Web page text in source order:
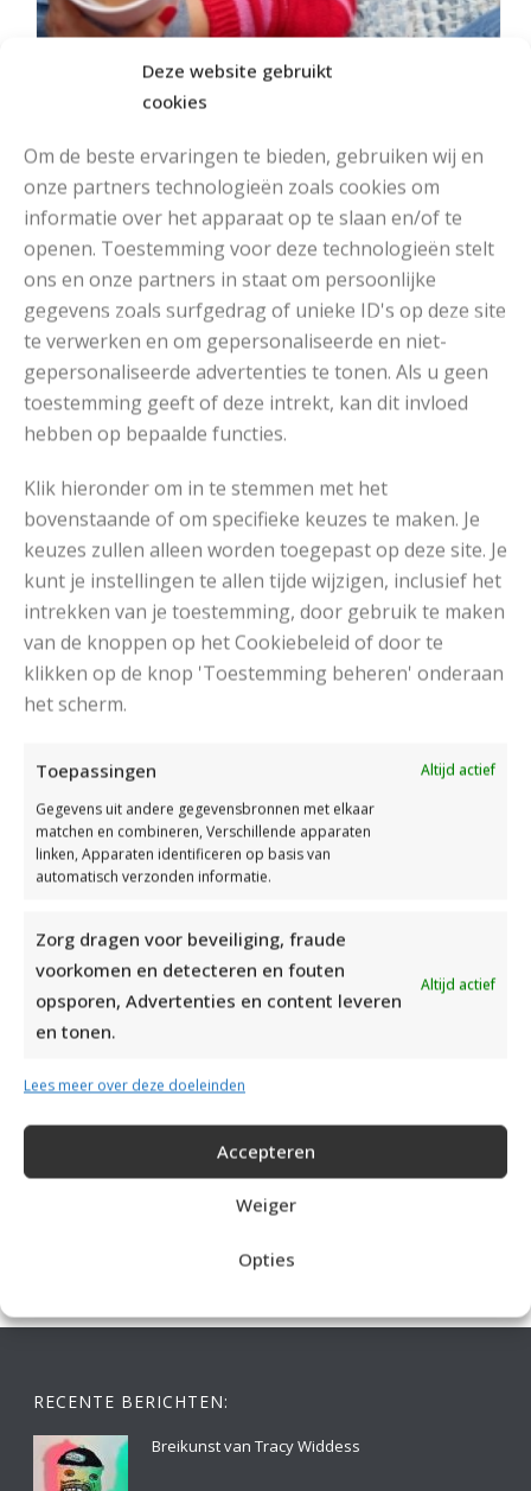
Deze website gebruikt
cookies
Om de beste ervaringen te bieden, gebruiken wij en
onze partners technologieën zoals cookies om
informatie over het apparaat op te slaan en/of te
openen. Toestemming voor deze technologieën stelt
ons en onze partners in staat om persoonlijke
gegevens zoals surfgedrag of unieke ID's op deze site
te verwerken en om gepersonaliseerde en niet-
gepersonaliseerde advertenties te tonen. Als u geen
toestemming geeft of deze intrekt, kan dit invloed
hebben op bepaalde functies.
Klik hieronder om in te stemmen met het
bovenstaande of om specifieke keuzes te maken. Je
keuzes zullen alleen worden toegepast op deze site. Je
kunt je instellingen te allen tijde wijzigen, inclusief het
intrekken van je toestemming, door gebruik te maken
van de knoppen op het Cookiebeleid of door te
klikken op de knop 'Toestemming beheren' onderaan
het scherm.
Toepassingen
Altijd actief
Gegevens uit andere gegevensbronnen met elkaar
matchen en combineren, Verschillende apparaten
linken, Apparaten identificeren op basis van
automatisch verzonden informatie.
Zorg dragen voor beveiliging, fraude
voorkomen en detecteren en fouten
opsporen, Advertenties en content leveren
en tonen.
Altijd actief
Lees meer over deze doeleinden
Accepteren
Weiger
Opties
MOOIE DIKGESTREEPTE SOKKEN BREIEN VAN DURABLE GAREN
DAMESJAS BREIEN VAN HEERLIJK ZACHT GAREN
RECENTE BERICHTEN:
Breikunst van Tracy Widdess